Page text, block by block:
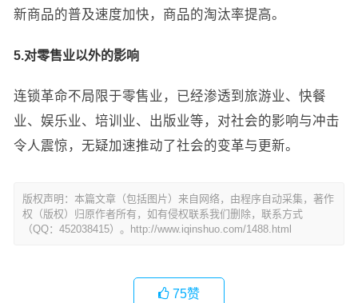
新商品的普及速度加快，商品的淘汰率提高。
5.对零售业以外的影响
连锁革命不局限于零售业，已经渗透到旅游业、快餐
业、娱乐业、培训业、出版业等，对社会的影响与冲击
令人震惊，无疑加速推动了社会的变革与更新。
版权声明：本篇文章（包括图片）来自网络，由程序自动采集，著作
权（版权）归原作者所有，如有侵权联系我们删除，联系方式
（QQ：452038415）。http://www.iqinshuo.com/1488.html
75赞